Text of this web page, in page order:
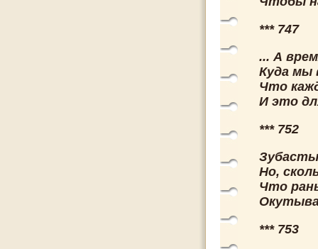
*** 747
... А
Куда мы
Что
И это
*** 752
Но,
Что
*** 753